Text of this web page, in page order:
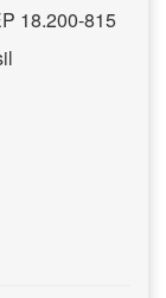
18.200-815